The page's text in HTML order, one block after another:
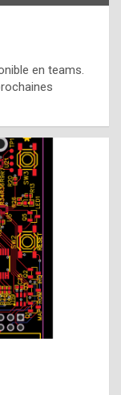
en teams.